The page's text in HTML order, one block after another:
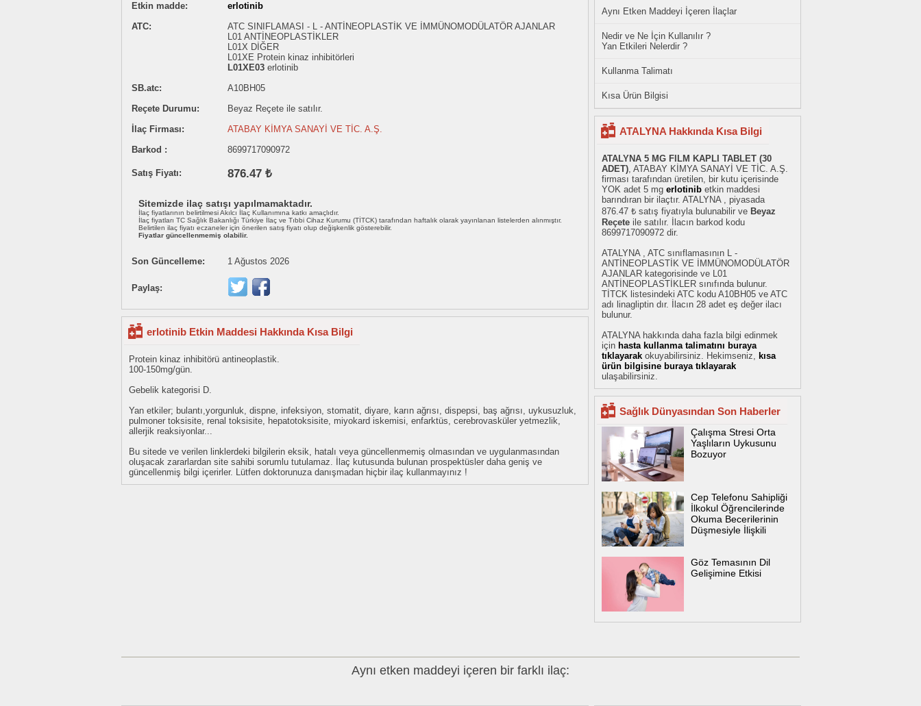
Etkin madde:
erlotinib
ATC:
ATC SINIFLAMASI - L - ANTİNEOPLASTİK VE İMMÜNOMODÜLATÖR AJANLAR
L01 ANTİNEOPLASTİKLER
L01X DİĞER
L01XE Protein kinaz inhibitörleri
L01XE03 erlotinib
SB.atc:
A10BH05
Reçete Durumu:
Beyaz Reçete ile satılır.
İlaç Firması:
ATABAY KİMYA SANAYİ VE TİC. A.Ş.
Barkod :
8699717090972
Satış Fiyatı: 876.47 ₺
Sitemizde ilaç satışı yapılmamaktadır.
İlaç fiyatlarının belirtilmesi Akılcı İlaç Kullanımına katkı amaçlıdır.
İlaç fiyatları TC Sağlık Bakanlığı Türkiye İlaç ve Tıbbi Cihaz Kurumu (TİTCK) tarafından haftalık olarak yayınlanan listelerden alınmıştır.
Belirtilen ilaç fiyatı eczaneler için önerilen satış fiyatı olup değişkenlik gösterebilir.
Fiyatlar güncellenmemiş olabilir.
Son Güncelleme: 1 Ağustos 2026
Paylaş:
erlotinib Etkin Maddesi Hakkında Kısa Bilgi
Protein kinaz inhibitörü antineoplastik.
100-150mg/gün.
Gebelik kategorisi D.
Yan etkiler; bulantı,yorgunluk, dispne, infeksiyon, stomatit, diyare, karın ağrısı, dispepsi, baş ağrısı, uykusuzluk,
pulmoner toksisite, renal toksisite, hepatotoksisite, miyokard iskemisi, enfarktüs, cerebrovasküler yetmezlik,
allerjik reaksiyonlar...
Bu sitede ve verilen linklerdeki bilgilerin eksik, hatalı veya güncellenmemiş olmasından ve uygulanmasından
oluşacak zararlardan site sahibi sorumlu tutulamaz. İlaç kutusunda bulunan prospektüsler daha geniş ve
güncellenmiş bilgi içerirler. Lütfen doktorunuza danışmadan hiçbir ilaç kullanmayınız !
Aynı Etken Maddeyi İçeren İlaçlar
Nedir ve Ne İçin Kullanılır ?
Yan Etkileri Nelerdir ?
Kullanma Talimatı
Kısa Ürün Bilgisi
ATALYNA Hakkında Kısa Bilgi
ATALYNA 5 MG FILM KAPLI TABLET (30
ADET), ATABAY KİMYA SANAYİ VE TİC. A.Ş.
firması tarafından üretilen, bir kutu içerisinde
YOK adet 5 mg erlotinib etkin maddesi
barındıran bir ilaçtır. ATALYNA , piyasada
876.47 ₺ satış fiyatıyla bulunabilir ve Beyaz
Reçete ile satılır. İlacın barkod kodu
8699717090972 dir.
ATALYNA , ATC sınıflamasının L -
ANTİNEOPLASTİK VE İMMÜNOMODÜLATÖR
AJANLAR kategorisinde ve L01
ANTİNEOPLASTİKLER sınıfında bulunur.
TİTCK listesindeki ATC kodu A10BH05 ve ATC
adı linagliptin dır. İlacın 28 adet eş değer ilacı
bulunur.
ATALYNA hakkında daha fazla bilgi edinmek
için hasta kullanma talimatını buraya
tıklayarak okuyabilirsiniz. Hekimseniz, kısa
ürün bilgisine buraya tıklayarak
ulaşabilirsiniz.
Sağlık Dünyasından Son Haberler
Çalışma Stresi Orta
Yaşlıların Uykusunu
Bozuyor
Cep Telefonu Sahipliği
İlkokul Öğrencilerinde
Okuma Becerilerinin
Düşmesiyle İlişkili
Göz Temasının Dil
Gelişimine Etkisi
Aynı etken maddeyi içeren bir farklı ilaç: